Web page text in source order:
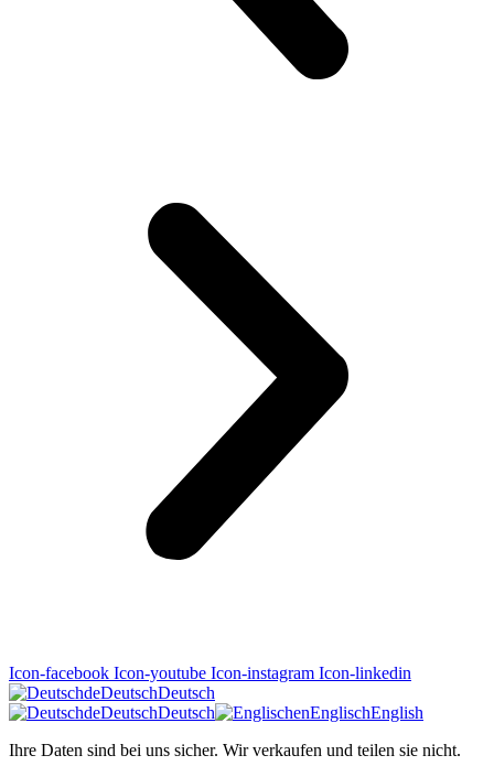
Icon-facebook Icon-youtube Icon-instagram Icon-linkedin
deDeutschDeutsch
deDeutschDeutsch enEnglischEnglish
Ihre Daten sind bei uns sicher. Wir verkaufen und teilen sie nicht.